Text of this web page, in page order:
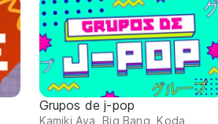
Grupos de j-pop
Kamiki Aya, Big Bang, Koda